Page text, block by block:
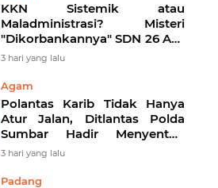
KKN Sistemik atau
Maladministrasi? Misteri
"Dikorbankannya" SDN 26 ATT
Menguji Transparansi Pemkot
3 hari yang lalu
Agam
Polantas Karib Tidak Hanya
Atur Jalan, Ditlantas Polda
Sumbar Hadir Menyentuh
Denyut Ekonomi Rakyat
3 hari yang lalu
Padang